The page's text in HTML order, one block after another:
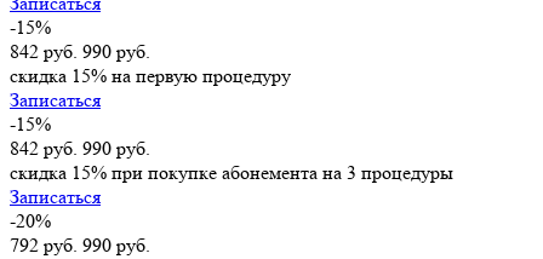
-15%
842 руб. 990 руб.
скидка 15% на первую процедуру
Записаться
-15%
842 руб. 990 руб.
скидка 15% при покупке абонемента на 3 процедуры
Записаться
-20%
792 руб. 990 руб.